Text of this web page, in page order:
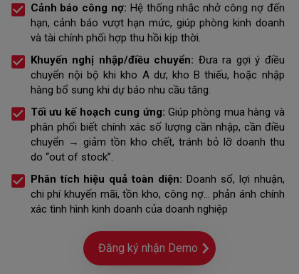
Cảnh báo công nợ: Hệ thống nhắc nhở công nợ đến
hạn, cảnh báo vượt hạn mức, giúp phòng kinh doanh
và tài chính phối hợp thu hồi kịp thời.
Khuyến nghị nhập/điều chuyển: Đưa ra gợi ý điều
chuyển nội bộ khi kho A dư, kho B thiếu, hoặc nhập
hàng bổ sung khi dự báo nhu cầu tăng.
Tối ưu kế hoạch cung ứng: Giúp phòng mua hàng và
phân phối biết chính xác số lượng cần nhập, cần điều
chuyển → giảm tồn kho chết, tránh bỏ lỡ doanh thu
do “out of stock”.
Phân tích hiệu quả toàn diện: Doanh số, lợi nhuận,
chi phí khuyến mãi, tồn kho, công nợ... phản ánh chính
xác tình hình kinh doanh của doanh nghiệp
Đăng ký nhận Demo